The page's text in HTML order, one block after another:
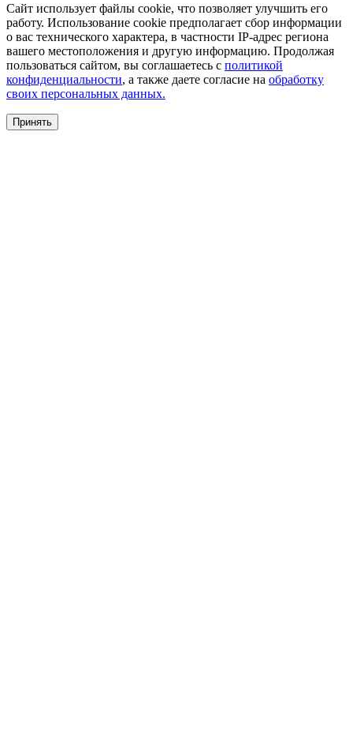
Сайт использует файлы cookie, что позволяет улучшить его
работу. Использование cookie предполагает сбор информации
о вас технического характера, в частности IP-адрес региона
вашего местоположения и другую информацию. Продолжая
пользоваться сайтом, вы соглашаетесь с политикой
конфиденциальности, а также даете согласие на обработку
своих персональных данных.
Принять